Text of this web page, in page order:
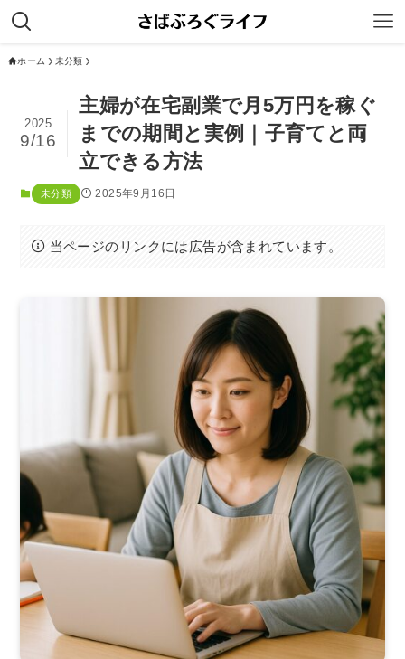
ホーム 未分類
主婦が在宅副業で月5万円を稼ぐ
までの期間と実例｜子育てと両
立できる方法
2025
9/16
未分類 2025年9月16日
当ページのリンクには広告が含まれています。